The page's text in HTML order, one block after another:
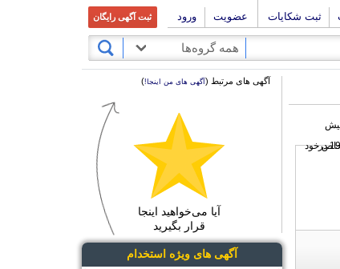
ثبت شکایات عضویت ورود ثبت آگهی رایگان
همه گروه‌ها
آگهی های مرتبط (آگهی های من اینجا!)
آیا می‌خواهید اینجا
قرار بگیرید
آگهی های ویژه استخدام